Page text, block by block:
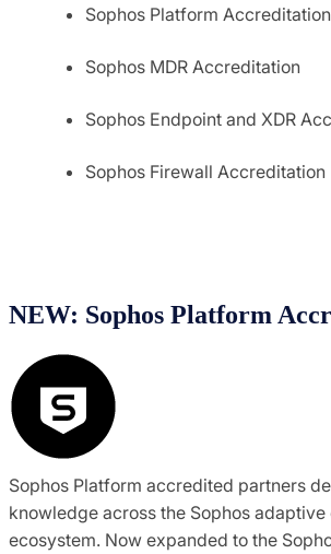
Sophos Platform Accreditation
Sophos MDR Accreditation
Sophos Endpoint and XDR
Sophos Firewall Accreditation
NEW: Sophos Platform
Sophos Platform accredited partners
knowledge across the Sophos
ecosystem. Now expanded to the